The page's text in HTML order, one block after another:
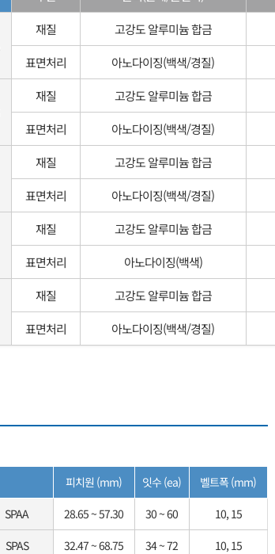
재질 고강도 알루미늄 합금
표면처리
아노다이징(백색/경질)
재질 고강도 알루미늄 합금
표면처리
아노다이징(백색/경질)
재질 고강도 알루미늄 합금
표면처리
아노다이징(백색/경질)
재질 고강도 알루미늄 합금
표면처리
아노다이징(백색)
재질 고강도 알루미늄 합금
표면처리
아노다이징(백색/경질)
피치원 (mm) 잇수 (ea) 벨트폭 (mm)
SPAA 28.65 ~ 57.30 30 ~ 60
10, 15
SPAS
32.47 ~ 68.75 34 ~ 72
10, 15